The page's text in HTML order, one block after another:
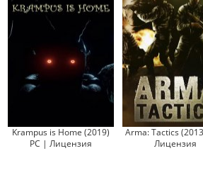
Krampus is Home (2019)
PC | Лицензия
Arma: Tactics
Лицензия